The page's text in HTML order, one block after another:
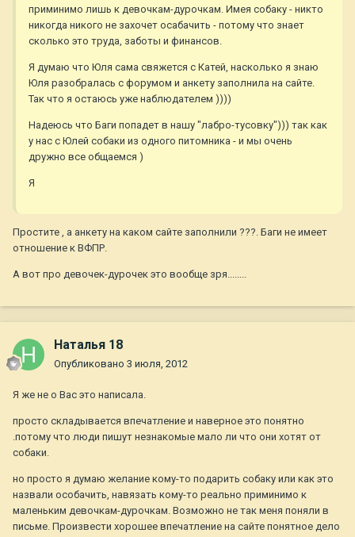
приминимо лишь к девочкам-дурочкам. Имея собаку - никто
никогда никого не захочет осабачить - потому что знает
сколько это труда, заботы и финансов.
Я думаю что Юля сама свяжется с Катей, насколько я знаю
Юля разобралась с форумом и анкету заполнила на сайте.
Так что я остаюсь уже наблюдателем ))))
Надеюсь что Баги попадет в нашу "лабро-тусовку"))) так как
у нас с Юлей собаки из одного питомника - и мы очень
дружно все общаемся )
Я
Простите , а анкету на каком сайте заполнили ???. Баги не имеет
отношение к ВФПР.
А вот про девочек-дурочек это вообще зря........
Наталья 18
Опубликовано 3 июля, 2012
Я же не о Вас это написала.
просто складывается впечатление и наверное это понятно
.потому что люди пишут незнакомые мало ли что они хотят от
собаки.
но просто я думаю желание кому-то подарить собаку или как это
назвали особачить, навязать кому-то реально приминимо к
маленьким девочкам-дурочкам. Возможно не так меня поняли в
письме. Произвести хорошее впечатление на сайте понятное дело